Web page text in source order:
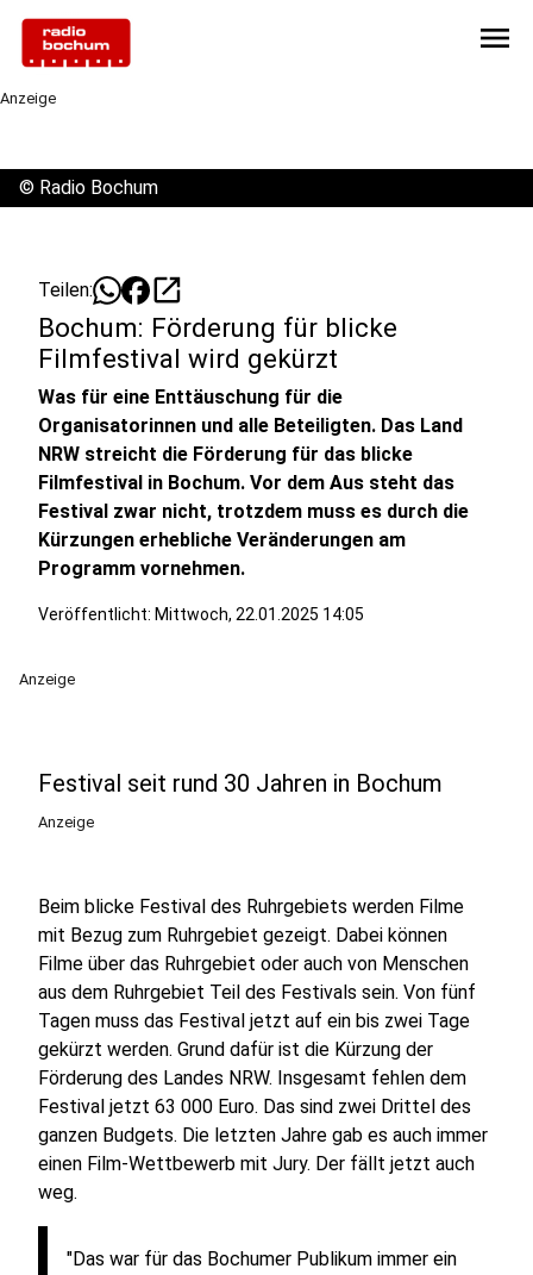
menu
Anzeige
© Radio Bochum
Teilen: open_in_new
Bochum: Förderung für blicke
Filmfestival wird gekürzt
Was für eine Enttäuschung für die
Organisatorinnen und alle Beteiligten. Das Land
NRW streicht die Förderung für das blicke
Filmfestival in Bochum. Vor dem Aus steht das
Festival zwar nicht, trotzdem muss es durch die
Kürzungen erhebliche Veränderungen am
Programm vornehmen.
Veröffentlicht: Mittwoch, 22.01.2025 14:05
Anzeige
Festival seit rund 30 Jahren in Bochum
Anzeige
Beim blicke Festival des Ruhrgebiets werden Filme
mit Bezug zum Ruhrgebiet gezeigt. Dabei können
Filme über das Ruhrgebiet oder auch von Menschen
aus dem Ruhrgebiet Teil des Festivals sein. Von fünf
Tagen muss das Festival jetzt auf ein bis zwei Tage
gekürzt werden. Grund dafür ist die Kürzung der
Förderung des Landes NRW. Insgesamt fehlen dem
Festival jetzt 63 000 Euro. Das sind zwei Drittel des
ganzen Budgets. Die letzten Jahre gab es auch immer
einen Film-Wettbewerb mit Jury. Der fällt jetzt auch
weg.
"Das war für das Bochumer Publikum immer ein